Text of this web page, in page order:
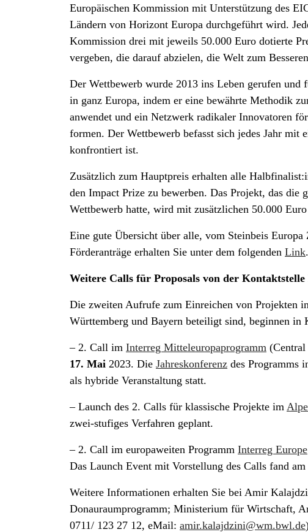
Europäischen Kommission mit Unterstützung des
Ländern von Horizont Europa durchgeführt wird.
Kommission drei mit jeweils 50.000 Euro dotierte
vergeben, die darauf abzielen, die Welt zum
Der Wettbewerb wurde 2013 ins Leben gerufen
in ganz Europa, indem er eine bewährte Methodik
anwendet und ein Netzwerk radikaler Innovatoren
formen. Der Wettbewerb befasst sich jedes Jahr mit
konfrontiert ist.
Zusätzlich zum Hauptpreis erhalten alle
den Impact Prize zu bewerben. Das Projekt, das die
Wettbewerb hatte, wird mit zusätzlichen 50.000
Eine gute Übersicht über alle, vom Steinbeis
Förderanträge erhalten Sie unter dem folgenden Link.
Weitere Calls für Proposals von der
Die zweiten Aufrufe zum Einreichen von Projekten
Württemberg und Bayern beteiligt sind, beginnen in
– 2. Call im Interreg Mitteleuropaprogramm (Central
17. Mai 2023. Die Jahreskonferenz des Programms
als hybride Veranstaltung statt.
– Launch des 2. Calls für klassische Projekte im
zwei-stufiges Verfahren geplant.
– 2. Call im europaweiten Programm Interreg Europe
Das Launch Event mit Vorstellung des Calls fand
Weitere Informationen erhalten Sie bei Amir
Donauraumprogramm; Ministerium für Wirtschaft,
0711/ 123 27 12, eMail: amir.kalajdzini@wm.bwl.de